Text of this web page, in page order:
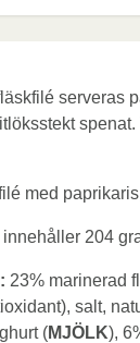
serveras
med
204
23% marinerad
salt,
(MJÖLK),